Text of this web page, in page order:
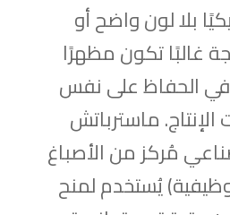
بلا لون واضح أو
غالبًا تكون مظهرًا
الحفاظ على نفس
ماسترباتش
مُركز من الأصباغ
يُستخدم لمنح